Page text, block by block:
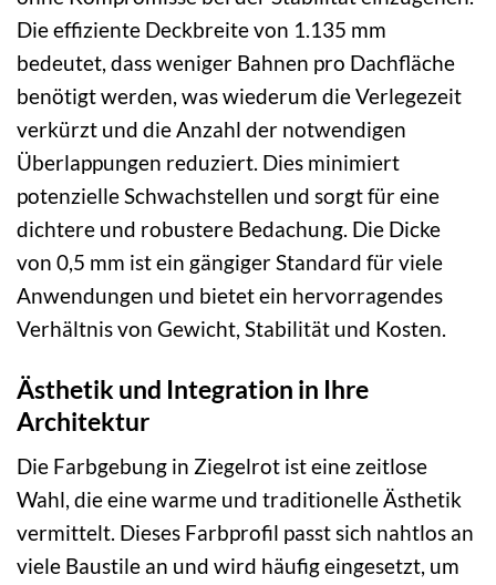
Die effiziente Deckbreite von 1.135 mm
bedeutet, dass weniger Bahnen pro Dachfläche
benötigt werden, was wiederum die Verlegezeit
verkürzt und die Anzahl der notwendigen
Überlappungen reduziert. Dies minimiert
potenzielle Schwachstellen und sorgt für eine
dichtere und robustere Bedachung. Die Dicke
von 0,5 mm ist ein gängiger Standard für viele
Anwendungen und bietet ein hervorragendes
Verhältnis von Gewicht, Stabilität und Kosten.
Ästhetik und Integration in Ihre
Architektur
Die Farbgebung in Ziegelrot ist eine zeitlose
Wahl, die eine warme und traditionelle Ästhetik
vermittelt. Dieses Farbprofil passt sich nahtlos an
viele Baustile an und wird häufig eingesetzt, um